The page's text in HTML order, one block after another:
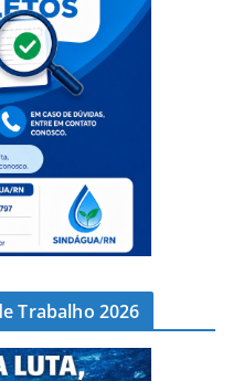
Trabalho 2026